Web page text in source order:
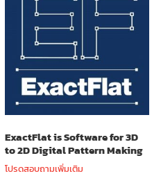
ExactFlat is Software for 3D
to 2D Digital Pattern Making
โปรดสอบถามเพิ่มเติม